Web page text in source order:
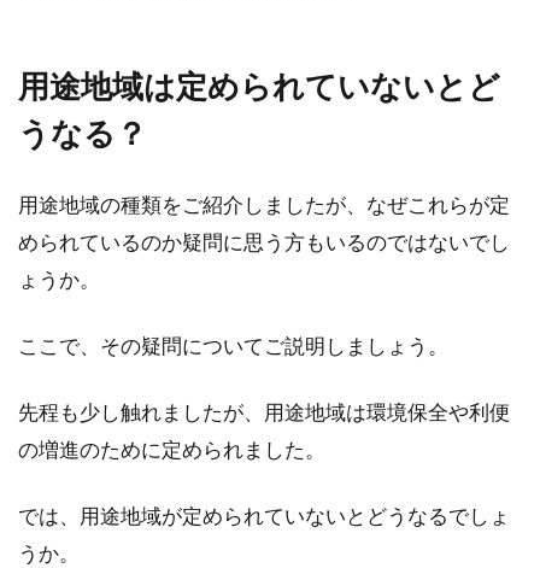
用途地域は定められていないとど
うなる？
用途地域の種類をご紹介しましたが、なぜこれらが定
められているのか疑問に思う方もいるのではないでし
ょうか。
ここで、その疑問についてご説明しましょう。
先程も少し触れましたが、用途地域は環境保全や利便
の増進のために定められました。
では、用途地域が定められていないとどうなるでしょ
うか。